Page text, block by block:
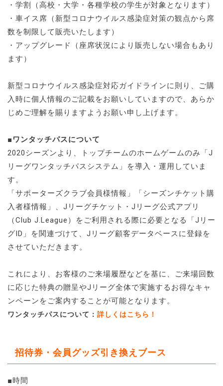
・学割（高校・大学・各種学校の学生が対象となります）
・車イス席（新型コロナウイルス感染症対策の観点から席
数を制限して販売いたします）
・アップグレード（座席状況により販売しない場合もあり
ます）
新型コロナウイルス感染症対応ガイドラインに則り、ご購
入時に個人情報のご記載をお願いしていますので、あらか
じめご理解を賜りますようお願い申し上げます。
■ワンタッチパスについて
2020シーズンより、トップチームのホームゲームのみ「J
リーグワンタッチパスシステム」を導入・運用していま
す。
「サポーターズクラブ会員様情報」「シーズンチケット購
入者様情報」、Jリーグチケット・Jリーグ公式アプリ
（Club J.League）をご利用される際に必要となる「Jリー
グID」を関連づけて、Jリーグ顧客データベースに登録を
させていただきます。
これにより、お客様のご来場履歴などを基に、ご来場回数
に応じた特典の贈呈やJリーグ全体で実施するお得なキャ
ンペーンをご案内することが可能となります。
ワンタッチパスについて： 詳しくはこちら！
招待券・会員グッズ引き換えブース
■時間